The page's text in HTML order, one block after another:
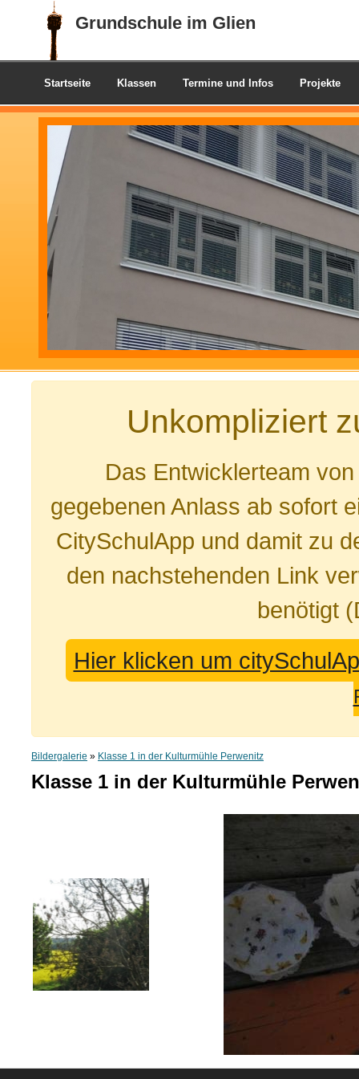
Grundschule im Glien
Startseite Klassen Termine und Infos Projekte
Unkompliziert
Das Entwicklerteam
gegebenen Anlass ab sofort
CitySchulApp und damit zu
den nachstehenden Link
benötigt
Hier klicken um
Bildergalerie » Klasse 1 in der Kulturmühle Perwenitz
Klasse 1 in der Kulturmühle